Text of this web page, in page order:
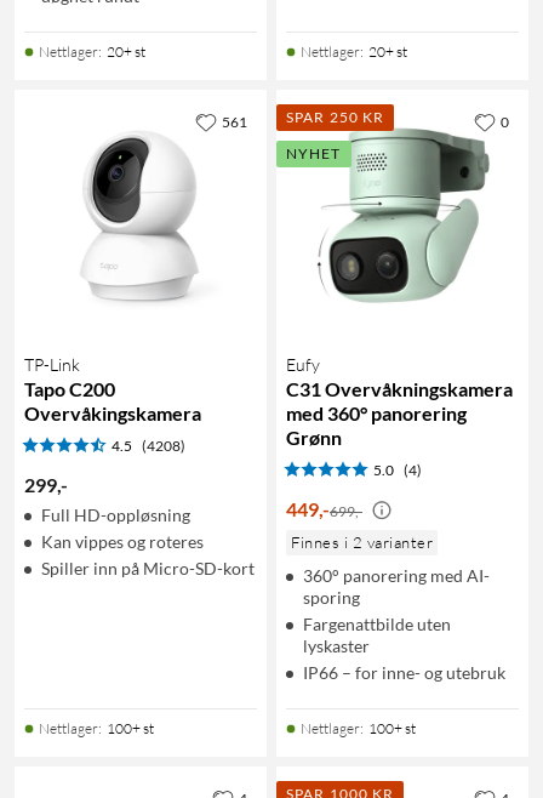
Nettlager: 20+ st Nettlager: 20+ st
TP-Link
Tapo C200
Overvåkingskamera
4.5 (4208)
299-
Full HD-oppløsning
Kan vippes og roteres
Spiller inn på Micro-SD-kort
Nettlager: 100+ st
561
SPAR 250 KR
NYHET
Eufy
C31 Overvåkningskamera
med 360° panorering
Grønn
5.0 (4)
449-699,-
Finnes i 2 varianter
360° panorering med AI-
sporing
Fargenattbilde uten
lyskaster
IP66 – for inne- og utebruk
Nettlager: 100+ st
0
SPAR 1000 KR